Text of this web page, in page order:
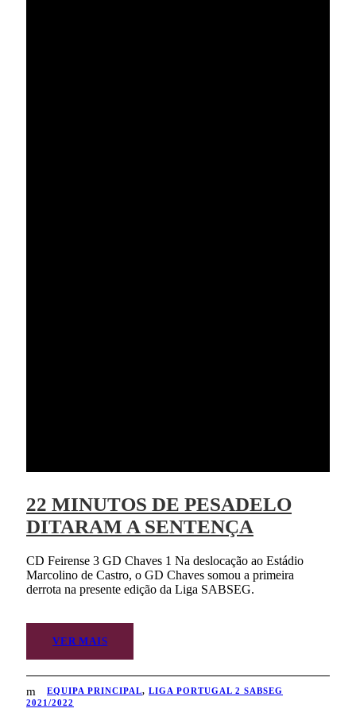
22 MINUTOS DE PESADELO
DITARAM A SENTENÇA
CD Feirense 3 GD Chaves 1 Na deslocação ao Estádio
Marcolino de Castro, o GD Chaves somou a primeira
derrota na presente edição da Liga SABSEG.
VER MAIS
EQUIPA PRINCIPAL, LIGA PORTUGAL 2 SABSEG
2021/2022